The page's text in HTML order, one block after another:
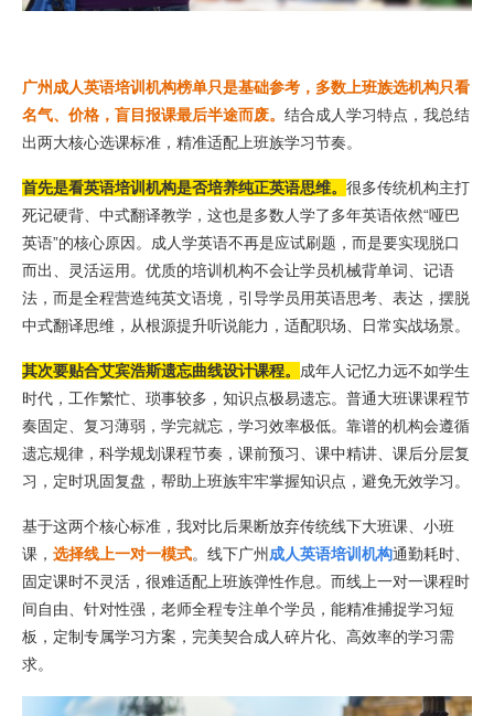
广州成人英语培训机构榜单只是基础参考，多数上班族选机构只看
名气、价格，盲目报课最后半途而废。 结合成人学习特点，我总结
出两大核心选课标准，精准适配上班族学习节奏。
首先是看英语培训机构是否培养纯正英语思维。 很多传统机构主打
死记硬背、中式翻译教学，这也是多数人学了多年英语依然“哑巴
英语”的核心原因。成人学英语不再是应试刷题，而是要实现脱口
而出、灵活运用。优质的培训机构不会让学员机械背单词、记语
法，而是全程营造纯英文语境，引导学员用英语思考、表达，摆脱
中式翻译思维，从根源提升听说能力，适配职场、日常实战场景。
其次要贴合艾宾浩斯遗忘曲线设计课程。 成年人记忆力远不如学生
时代，工作繁忙、琐事较多，知识点极易遗忘。普通大班课课程节
奏固定、复习薄弱，学完就忘，学习效率极低。靠谱的机构会遵循
遗忘规律，科学规划课程节奏，课前预习、课中精讲、课后分层复
习，定时巩固复盘，帮助上班族牢牢掌握知识点，避免无效学习。
基于这两个核心标准，我对比后果断放弃传统线下大班课、小班
课， 选择线上一对一模式。线下广州 成人英语培训机构通勤耗时、
固定课时不灵活，很难适配上班族弹性作息。而线上一对一课程时
间自由、针对性强，老师全程专注单个学员，能精准捕捉学习短
板，定制专属学习方案，完美契合成人碎片化、高效率的学习需
求。